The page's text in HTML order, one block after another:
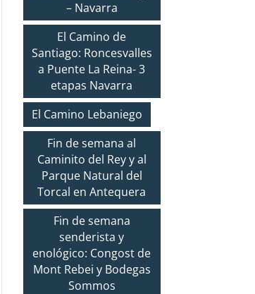
– Navarra
El Camino de
Santiago: Roncesvalles
a Puente La Reina- 3
etapas Navarra
El Camino Lebaniego
Fin de semana al
Caminito del Rey y al
Parque Natural del
Torcal en Antequera
Fin de semana
senderista y
enológico: Congost de
Mont Rebei y Bodegas
Sommos